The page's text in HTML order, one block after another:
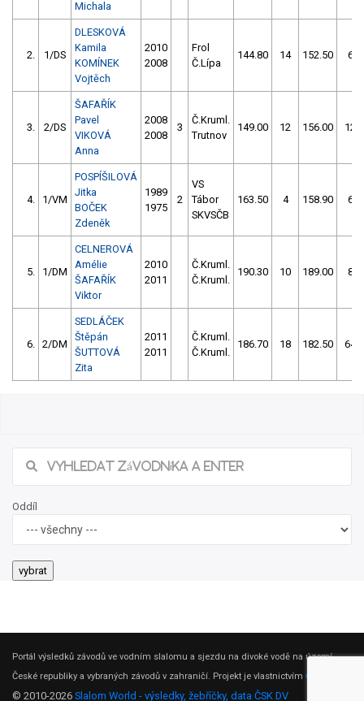
Michala
2. 1/DS
DLESKOVÁ
Kamila
KOMÍNEK
Vojtěch
2010
2008
Frol
Č.Lípa
144.80 14 152.50 6
3. 2/DS
ŠAFAŘÍK
Pavel
VIKOVÁ
Anna
2008
2008
3
Č.Kruml.
Trutnov
149.00 12 156.00 12
4. 1/VM
POSPÍŠILOVÁ
Jitka
BOČEK
Zdeněk
1989
1975
2
VS
Tábor
SKVSČB
163.50 4 158.90 6
5. 1/DM
CELNEROVÁ
Amélie
ŠAFAŘÍK
Viktor
2010
2011
Č.Kruml.
Č.Kruml.
190.30 10 189.00 8
6. 2/DM
SEDLÁČEK
Štěpán
ŠUTTOVÁ
Zita
2011
2011
Č.Kruml.
Č.Kruml.
186.70 18 182.50 64
Oddíl
Portál výsledků závodů ve vodním slalomu a sjezdu na divoké vodě na území
České republiky a vybraných závodů v zahraničí. Projekt je vlastnictvím ČSK DV
© 2010-2026 Slalom World - výsledky, žebříčky, data ČSK DV